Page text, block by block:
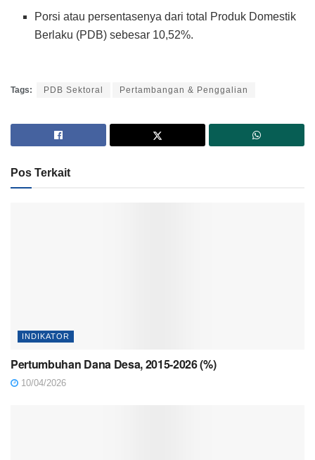
Porsi atau persentasenya dari total Produk Domestik
Berlaku (PDB) sebesar 10,52%.
Tags: PDB Sektoral Pertambangan & Penggalian
Pos Terkait
INDIKATOR
Pertumbuhan Dana Desa, 2015-2026 (%)
10/04/2026